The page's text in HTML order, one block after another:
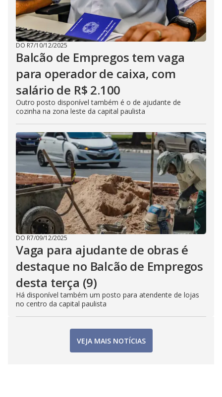
DO R7/10/12/2025
Balcão de Empregos tem vaga
para operador de caixa, com
salário de R$ 2.100
Outro posto disponível também é o de ajudante de
cozinha na zona leste da capital paulista
DO R7/09/12/2025
Vaga para ajudante de obras é
destaque no Balcão de Empregos
desta terça (9)
Há disponível também um posto para atendente de lojas
no centro da capital paulista
VEJA MAIS NOTÍCIAS